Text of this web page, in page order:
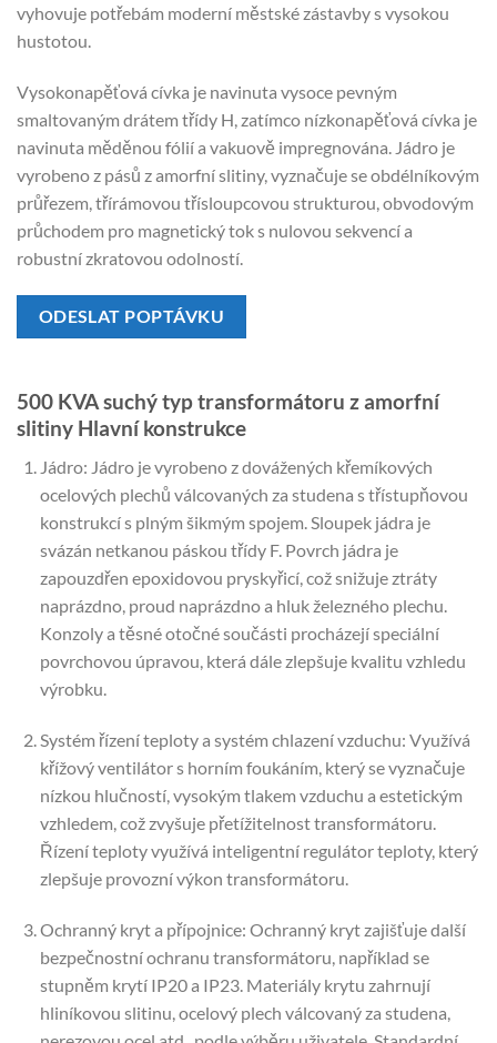
vyhovuje potřebám moderní městské zástavby s vysokou
hustotou.
Vysokonapěťová cívka je navinuta vysoce pevným
smaltovaným drátem třídy H, zatímco nízkonapěťová cívka je
navinuta měděnou fólií a vakuově impregnována. Jádro je
vyrobeno z pásů z amorfní slitiny, vyznačuje se obdélníkovým
průřezem, třírámovou třísloupcovou strukturou, obvodovým
průchodem pro magnetický tok s nulovou sekvencí a
robustní zkratovou odolností.
ODESLAT POPTÁVKU
500 KVA suchý typ transformátoru z amorfní
slitiny Hlavní konstrukce
Jádro: Jádro je vyrobeno z dovážených křemíkových
ocelových plechů válcovaných za studena s třístupňovou
konstrukcí s plným šikmým spojem. Sloupek jádra je
svázán netkanou páskou třídy F. Povrch jádra je
zapouzdřen epoxidovou pryskyřicí, což snižuje ztráty
naprázdno, proud naprázdno a hluk železného plechu.
Konzoly a těsné otočné součásti procházejí speciální
povrchovou úpravou, která dále zlepšuje kvalitu vzhledu
výrobku.
Systém řízení teploty a systém chlazení vzduchu: Využívá
křížový ventilátor s horním foukáním, který se vyznačuje
nízkou hlučností, vysokým tlakem vzduchu a estetickým
vzhledem, což zvyšuje přetížitelnost transformátoru.
Řízení teploty využívá inteligentní regulátor teploty, který
zlepšuje provozní výkon transformátoru.
Ochranný kryt a přípojnice: Ochranný kryt zajišťuje další
bezpečnostní ochranu transformátoru, například se
stupněm krytí IP20 a IP23. Materiály krytu zahrnují
hliníkovou slitinu, ocelový plech válcovaný za studena,